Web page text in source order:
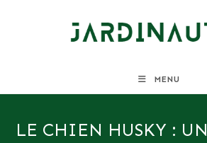
MENU
LE CHIEN HUSKY : UN